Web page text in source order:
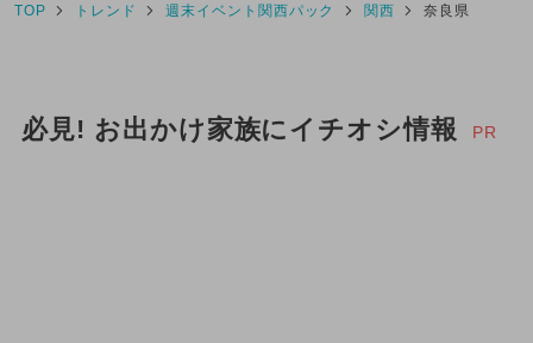
TOP トレンド 週末イベント関西パック 関西 奈良県
必見! お出かけ家族にイチオシ情報 PR